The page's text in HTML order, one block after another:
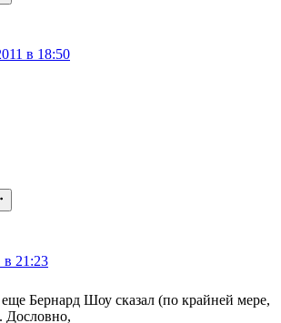
в 18:50
в 21:23
Бернард Шоу сказал (по крайней мере,
Дословно,